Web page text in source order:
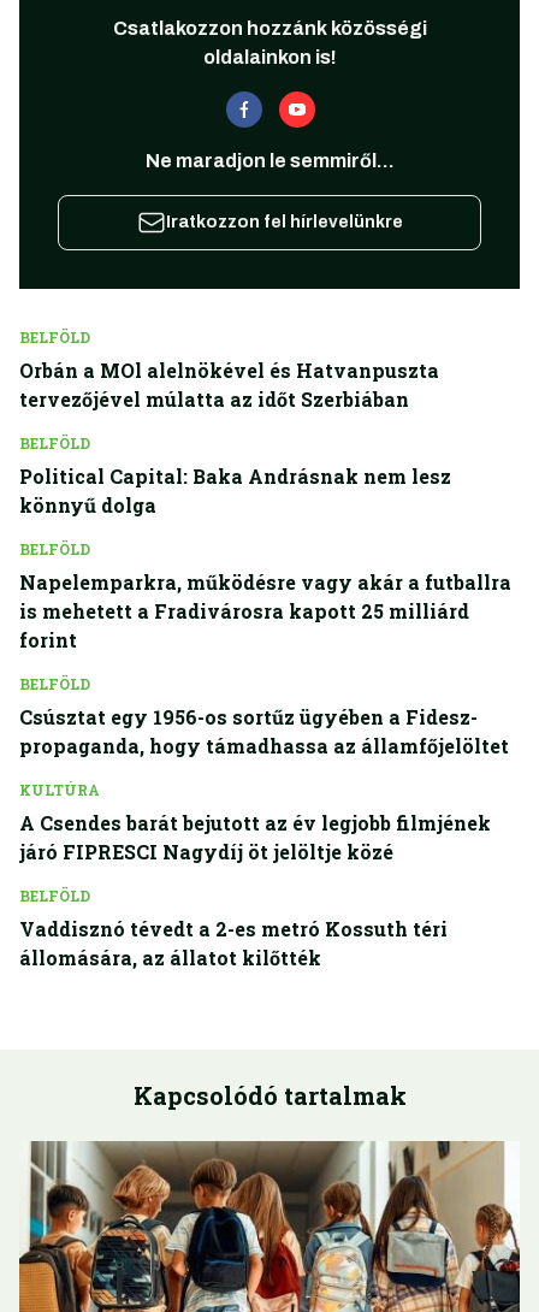
Csatlakozzon hozzánk közösségi
oldalainkon is!
Ne maradjon le semmiről...
Iratkozzon fel hírlevelünkre
BELFÖLD
Orbán a MOl alelnökével és Hatvanpuszta
tervezőjével múlatta az időt Szerbiában
BELFÖLD
Political Capital: Baka Andrásnak nem lesz
könnyű dolga
BELFÖLD
Napelemparkra, működésre vagy akár a futballra
is mehetett a Fradivárosra kapott 25 milliárd
forint
BELFÖLD
Csúsztat egy 1956-os sortűz ügyében a Fidesz-
propaganda, hogy támadhassa az államfőjelöltet
KULTÚRA
A Csendes barát bejutott az év legjobb filmjének
járó FIPRESCI Nagydíj öt jelöltje közé
BELFÖLD
Vaddisznó tévedt a 2-es metró Kossuth téri
állomására, az állatot kilőtték
Kapcsolódó tartalmak